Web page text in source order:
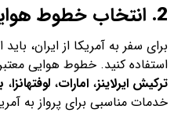
2. انتخاب خطوط
برای سفر به آمریکا از ایران، باید
استفاده کنید. خطوط هوایی
ترکیش ایرلاینز،امارات،لوفتهانزا،
خدمات مناسبی برای پرواز به